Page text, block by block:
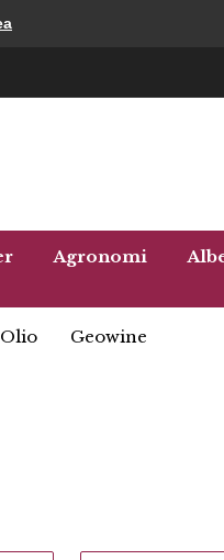
Agronomi
Olio Geowine